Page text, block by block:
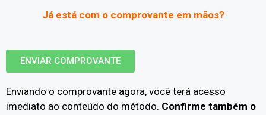
Já está com o comprovante em mãos?
ENVIAR COMPROVANTE
Enviando o comprovante agora, você terá acesso
imediato ao conteúdo do método. Confirme também o